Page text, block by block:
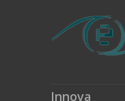
Innova